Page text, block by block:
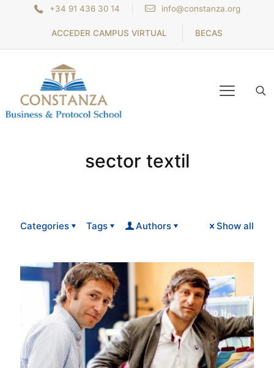
+34 91 436 30 14 info@constanza.org
ACCEDER CAMPUS VIRTUAL BECAS
sector textil
Categories Tags Authors Show all